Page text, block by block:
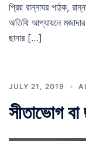
প্রিয় রান্নাঘর পাঠক,
অতিথি আপ্যায়নে
ছানার […]
JULY 21, 2019
সীতাভোগ বা